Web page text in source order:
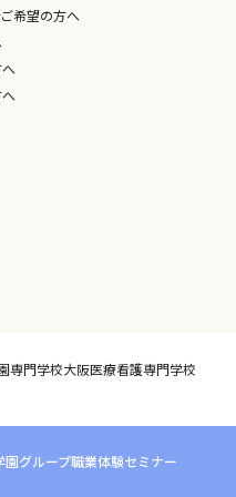
希望の方へ
専門学校大阪医療看護専門学校
園グループ職業体験セミナー